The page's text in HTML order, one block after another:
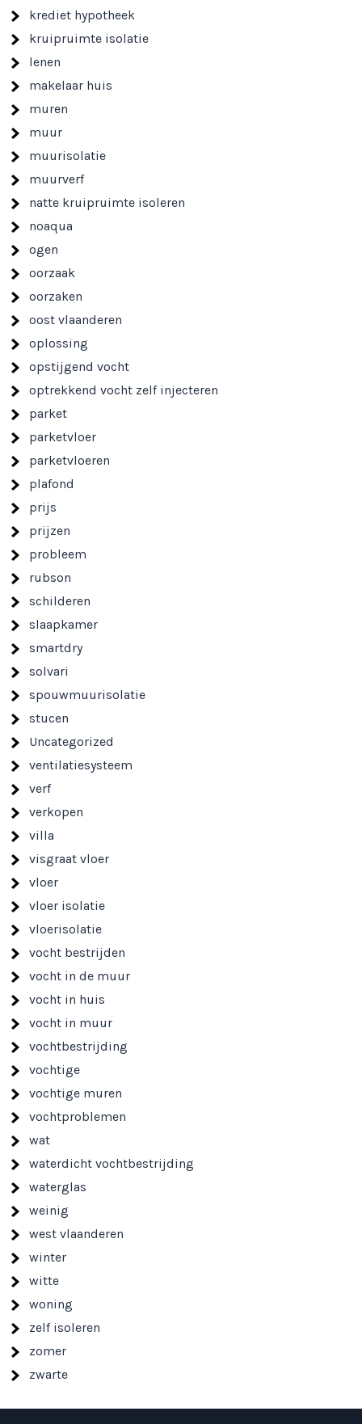
krediet hypotheek
kruipruimte isolatie
lenen
makelaar huis
muren
muur
muurisolatie
muurverf
natte kruipruimte isoleren
noaqua
ogen
oorzaak
oorzaken
oost vlaanderen
oplossing
opstijgend vocht
optrekkend vocht zelf injecteren
parket
parketvloer
parketvloeren
plafond
prijs
prijzen
probleem
rubson
schilderen
slaapkamer
smartdry
solvari
spouwmuurisolatie
stucen
Uncategorized
ventilatiesysteem
verf
verkopen
villa
visgraat vloer
vloer
vloer isolatie
vloerisolatie
vocht bestrijden
vocht in de muur
vocht in huis
vocht in muur
vochtbestrijding
vochtige
vochtige muren
vochtproblemen
wat
waterdicht vochtbestrijding
waterglas
weinig
west vlaanderen
winter
witte
woning
zelf isoleren
zomer
zwarte